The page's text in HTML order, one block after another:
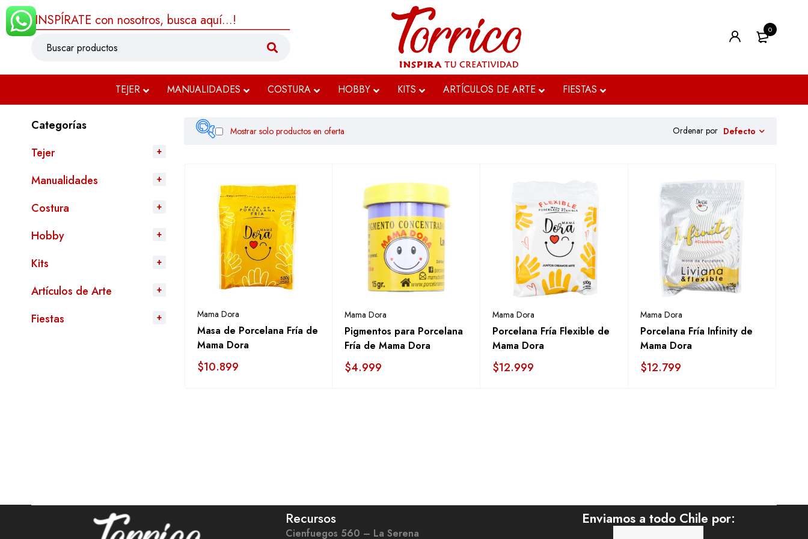
¡INSPÍRATE con nosotros, busca aquí...!
0
TEJER MANUALIDADES COSTURA HOBBY KITS ARTÍCULOS DE ARTE FIESTAS
Categorías
Tejer
Manualidades
Costura
Hobby
Kits
Artículos de Arte
Fiestas
$4.999 $12.999
Filtrar
Ordenar por Defecto
Mostrar solo productos en oferta
Mama Dora
Masa de Porcelana Fría de
Mama Dora
$10.899
Mama Dora
Pigmentos para Porcelana
Fría de Mama Dora
$4.999
Mama Dora
Porcelana Fría Flexible de
Mama Dora
$12.999
Mama Dora
Porcelana Fría Infinity de
Mama Dora
$12.799
Recursos
Cienfuegos 560 – La Serena
Enviamos a todo Chile por: